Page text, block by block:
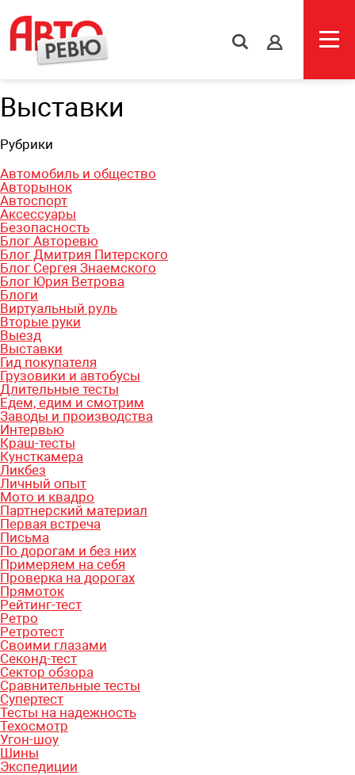
s
Выставки
Рубрики
Автомобиль и общество
Авторынок
Автоспорт
Аксессуары
Безопасность
Блог Авторевю
Блог Дмитрия Питерского
Блог Сергея Знаемского
Блог Юрия Ветрова
Блоги
Виртуальный руль
Вторые руки
Выезд
Выставки
Гид покупателя
Грузовики и автобусы
Длительные тесты
Едем, едим и смотрим
Заводы и производства
Интервью
Краш-тесты
Кунсткамера
Ликбез
Личный опыт
Мото и квадро
Партнерский материал
Первая встреча
Письма
По дорогам и без них
Примеряем на себя
Проверка на дорогах
Прямоток
Рейтинг-тест
Ретро
Ретротест
Своими глазами
Секонд-тест
Сектор обзора
Сравнительные тесты
Супертест
Тесты на надежность
Техосмотр
Угон-шоу
Шины
Экспедиции